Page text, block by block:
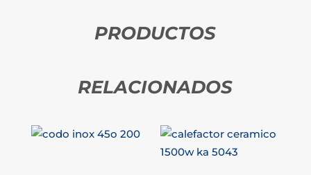
PRODUCTOS
RELACIONADOS